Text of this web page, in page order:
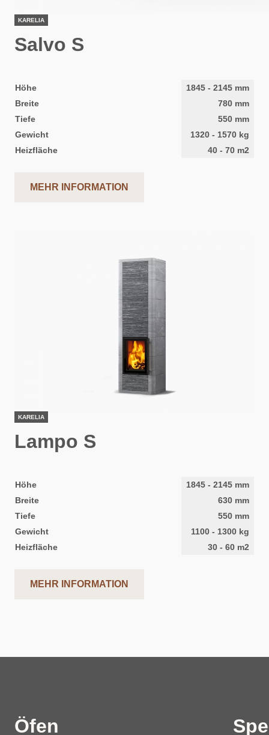
KARELIA
Salvo S
Höhe 1845 - 2145 mm
Breite
780 mm
Tiefe
550 mm
Gewicht
1320 - 1570 kg
Heizfläche
40 - 70 m2
MEHR INFORMATION
KARELIA
Lampo S
Höhe 1845 - 2145 mm
Breite
630 mm
Tiefe
550 mm
Gewicht
1100 - 1300 kg
Heizfläche
30 - 60 m2
MEHR INFORMATION
Öfen